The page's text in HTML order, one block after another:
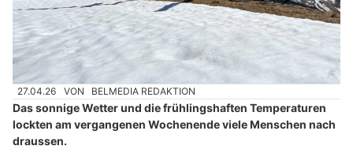
27.04.26 VON BELMEDIA REDAKTION
Das sonnige Wetter und die frühlingshaften Temperaturen
lockten am vergangenen Wochenende viele Menschen nach
draussen.